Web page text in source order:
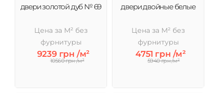
двери золотой дуб № 69
Цена за М² без
фурнитуры
9239 грн /м²
10560 грн /м²
двери двойные белые
Цена за М² без
фурнитуры
4751 грн /м²
5940 грн /м²